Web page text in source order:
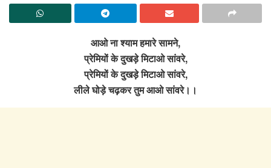
आओ ना श्याम हमारे सामने,
प्रेमियों के दुखड़े मिटाओ सांवरे,
प्रेमियों के दुखड़े मिटाओ सांवरे,
लीले घोड़े चढ़कर तुम आओ सांवरे।।